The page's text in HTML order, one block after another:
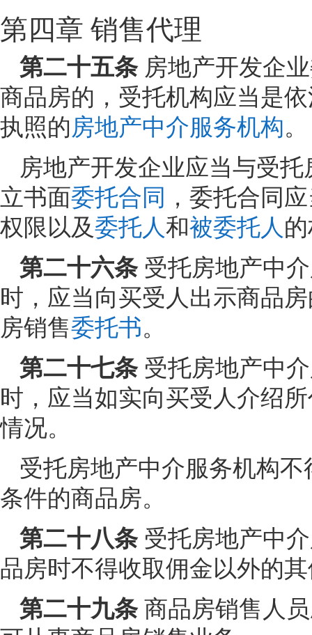
第四章 销售代理
第二十五条 房地产开发企
商品房的，受托机构应当是
执照的房地产中介服务机构。
房地产开发企业应当与受
立书面委托合同 ，委托合同
权限以及委托人和被委托人
第二十六条 受托房地产中
时，应当向买受人出示商品
房销售委托书。
第二十七条 受托房地产中
时，应当如实向买受人介绍
情况。
受托房地产中介服务机构
条件的商品房。
第二十八条 受托房地产中
品房时不得收取佣金以外的
第二十九条 商品房销售人